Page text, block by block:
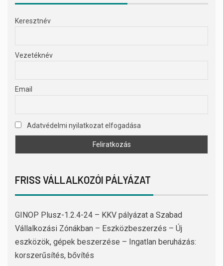
Keresztnév
Vezetéknév
Email
Adatvédelmi nyilatkozat elfogadása
FRISS VÁLLALKOZÓI PÁLYÁZAT
GINOP Plusz-1.2.4-24 – KKV pályázat a Szabad
Vállalkozási Zónákban – Eszközbeszerzés – Új
eszközök, gépek beszerzése – Ingatlan beruházás:
korszerűsítés, bővítés